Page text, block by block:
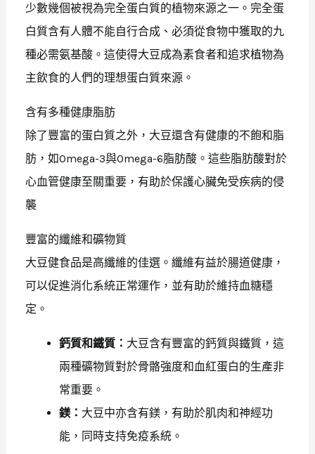
少數幾個被視為完全蛋白質的植物來源之一。完全蛋
白質含有人體不能自行合成、必須從食物中獲取的九
種必需氨基酸。這使得大豆成為素食者和追求植物為
主飲食的人們的理想蛋白質來源。
含有多種健康脂肪
除了豐富的蛋白質之外，大豆還含有健康的不飽和脂
肪，如Omega-3與Omega-6脂肪酸。這些脂肪酸對於
心血管健康至關重要，有助於保護心臟免受疾病的侵
襲
豐富的纖維和礦物質
大豆健食品是高纖維的佳選。纖維有益於腸道健康，
可以促進消化系統正常運作，並有助於維持血糖穩
定。
鈣質和鐵質： 大豆含有豐富的鈣質與鐵質，這
兩種礦物質對於骨骼強度和血紅蛋白的生產非
常重要。
鎂： 大豆中亦含有鎂，有助於肌肉和神經功
能，同時支持免疫系統。